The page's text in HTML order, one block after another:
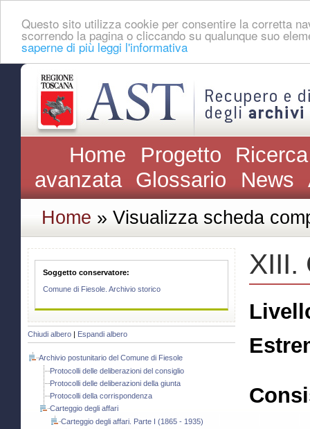
Questo sito utilizza cookie per consentire la corretta
scorrendo la pagina o cliccando su qualunque suo
saperne di più leggi l'informativa
Home Progetto
avanzata Glossario News
Home » Visualizza scheda
Soggetto conservatore:
Comune di Fiesole. Archivio storico
Chiudi albero Espandi albero
Archivio postunitario del Comune di Fiesole
Protocolli delle deliberazioni del consiglio
Protocolli delle deliberazioni della giunta
Protocolli della corrispondenza
Carteggio degli affari
Carteggio degli affari. Parte I (1865 - 1935)
XIII.